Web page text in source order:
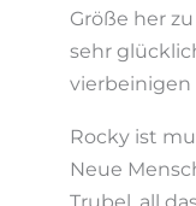
Größe her
sehr
vierbeinigen
Rocky ist
Neue
Trubel, all